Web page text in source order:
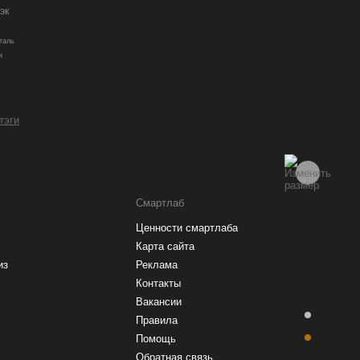
Смартлаб
Ценности смартлаба
Карта сайта
Реклама
Контакты
Вакансии
Правила
Помощь
Обратная связь